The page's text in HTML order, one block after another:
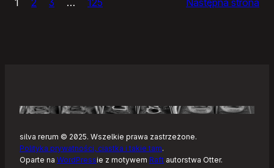
–
Linuksa
silva rerum © 2025. Wszelkie prawa zastrzeżone.
Polityka prywatności, ciastka i takie tam.
Oparte na WordPressie z motywem Raft autorstwa Otter.